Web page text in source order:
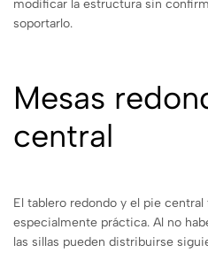
modificar la estructura sin
soportarlo.
Mesas
central
El tablero redondo y el pie
especialmente práctica. Al no
las sillas pueden distribuirse